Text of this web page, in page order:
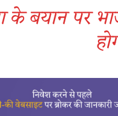
के बयान पर